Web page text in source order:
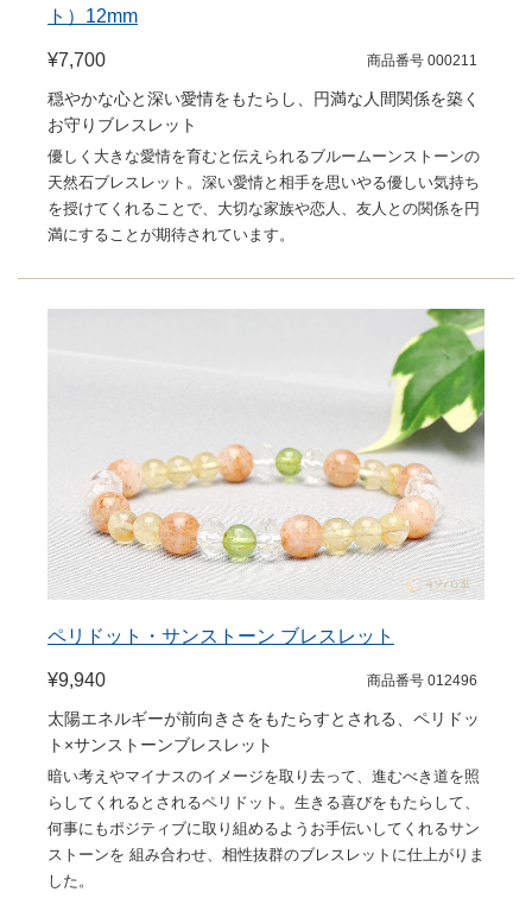
ト）12mm
¥7,700 商品番号 000211
穏やかな心と深い愛情をもたらし、円満な人間関係を築く
お守りブレスレット
優しく大きな愛情を育むと伝えられるブルームーンストーンの
天然石ブレスレット。深い愛情と相手を思いやる優しい気持ち
を授けてくれることで、大切な家族や恋人、友人との関係を円
満にすることが期待されています。
ペリドット・サンストーン ブレスレット
¥9,940 商品番号 012496
太陽エネルギーが前向きさをもたらすとされる、ペリドッ
ト×サンストーンブレスレット
暗い考えやマイナスのイメージを取り去って、進むべき道を照
らしてくれるとされるペリドット。生きる喜びをもたらして、
何事にもポジティブに取り組めるようお手伝いしてくれるサン
ストーンを 組み合わせ、相性抜群のブレスレットに仕上がりま
した。